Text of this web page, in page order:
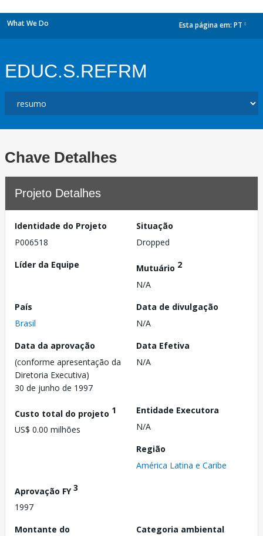
What We Do Esta página em: PT
EDUC.S.REFRM
Chave Detalhes
Projeto Detalhes
Identidade do Projeto
P006518
Situação
Dropped
Líder da Equipe
Mutuário 2
N/A
País
Brasil
Data de divulgação
N/A
Data da aprovação
(conforme apresentação da
Diretoria Executiva)
30 de junho de 1997
Data Efetiva
N/A
Custo total do projeto 1
US$ 0.00 milhões
Entidade Executora
N/A
Região
América Latina e Caribe
Aprovação FY3
1997
Montante do
Categoria ambiental